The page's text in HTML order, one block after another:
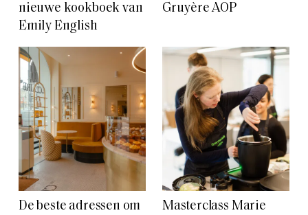
nieuwe kookboek van
Emily English
Gruyère AOP
De beste adressen om
Masterclass Marie